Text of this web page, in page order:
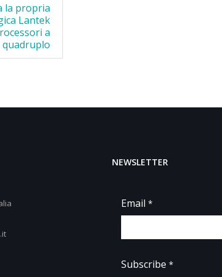
la propria
Lantek
a
quadruplo
NEWSLETTER